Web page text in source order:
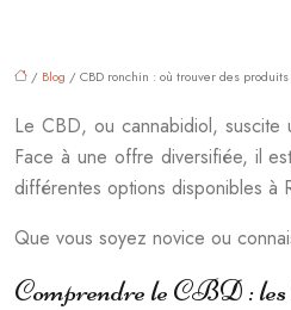
/ Blog / CBD ronchin : où trouver des
Le CBD, ou cannabidiol, suscite
Face à une offre diversifiée, il
différentes options disponibles à
Que vous soyez novice ou
Comprendre le CBD : les